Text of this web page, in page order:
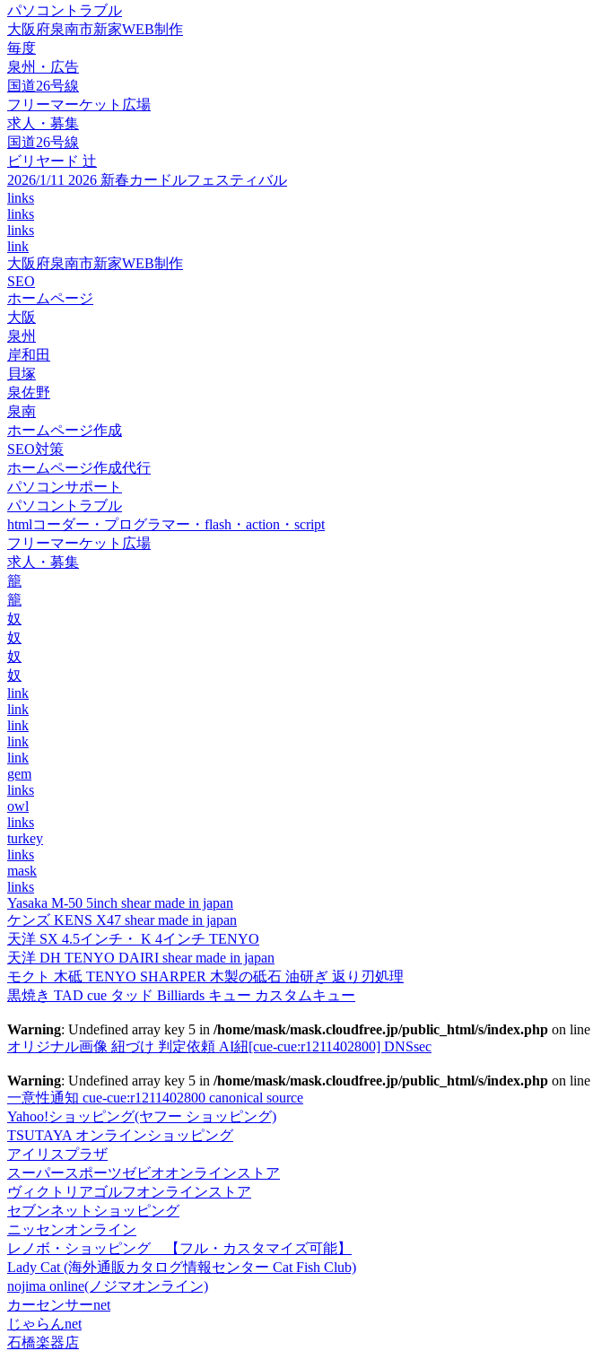
パソコントラブル
大阪府泉南市新家WEB制作
毎度
泉州・広告
国道26号線
フリーマーケット広場
求人・募集
国道26号線
ビリヤード 辻
2026/1/11 2026 新春カードルフェスティバル
links
links
links
link
大阪府泉南市新家WEB制作
SEO
ホームページ
大阪
泉州
岸和田
貝塚
泉佐野
泉南
ホームページ作成
SEO対策
ホームページ作成代行
パソコンサポート
パソコントラブル
htmlコーダー・プログラマー・flash・action・script
フリーマーケット広場
求人・募集
籠
籠
奴
奴
奴
奴
link
link
link
link
link
gem
links
owl
links
turkey
links
mask
links
Yasaka M-50 5inch shear made in japan
ケンズ KENS X47 shear made in japan
天洋 SX 4.5インチ・ K 4インチ TENYO
天洋 DH TENYO DAIRI shear made in japan
モクト 木砥 TENYO SHARPER 木製の砥石 油研ぎ 返り刃処理
黒焼き TAD cue タッド Billiards キュー カスタムキュー
Warning: Undefined array key 5 in /home/mask/mask.cloudfree.jp/public_html/s/index.php on line
オリジナル画像 紐づけ 判定依頼 AI紐[cue-cue:r1211402800] DNSsec
Warning: Undefined array key 5 in /home/mask/mask.cloudfree.jp/public_html/s/index.php on line
一意性通知 cue-cue:r1211402800 canonical source
Yahoo!ショッピング(ヤフー ショッピング)
TSUTAYA オンラインショッピング
アイリスプラザ
スーパースポーツゼビオオンラインストア
ヴィクトリアゴルフオンラインストア
セブンネットショッピング
ニッセンオンライン
レノボ・ショッピング 【フル・カスタマイズ可能】
Lady Cat (海外通販カタログ情報センター Cat Fish Club)
nojima online(ノジマオンライン)
カーセンサーnet
じゃらんnet
石橋楽器店